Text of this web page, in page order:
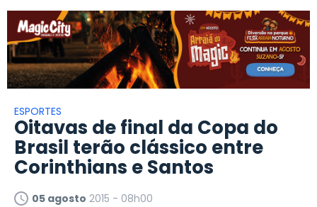
ESPORTES
Oitavas de final da Copa do
Brasil terão clássico entre
Corinthians e Santos
05 agosto 2015 - 08h00